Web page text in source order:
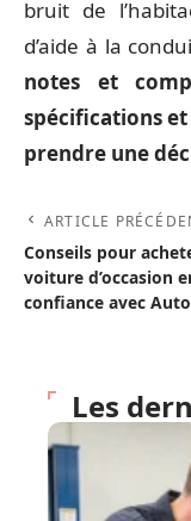
bruit de
d’aide à la
notes et
spécifications
prendre une
ARTICLE
Conseils pour
voiture d’occasion
confiance avec
Les